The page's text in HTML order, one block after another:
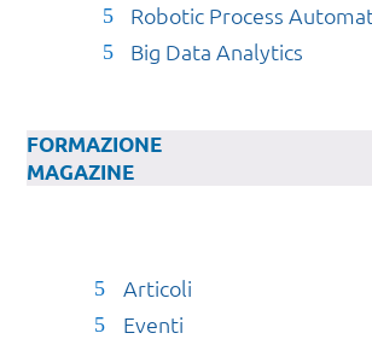
Robotic Process
Big Data Analytics
FORMAZIONE
MAGAZINE
Articoli
Eventi